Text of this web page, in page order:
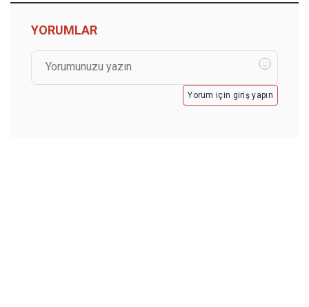
YORUMLAR
Yorum için giriş yapın